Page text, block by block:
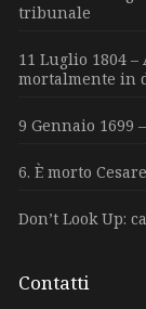
tribunale
11 Luglio 1804
mortalmente in
9 Gennaio 1699
6. È morto
Don’t Look Up:
Contatti